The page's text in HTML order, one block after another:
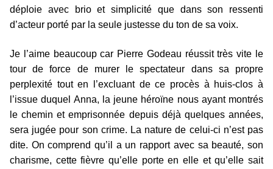
déploie avec brio et simplicité que dans son ressenti
d’acteur porté par la seule justesse du ton de sa voix.
Je l’aime beaucoup car Pierre Godeau réussit très vite le
tour de force de murer le spectateur dans sa propre
perplexité tout en l’excluant de ce procès à huis-clos à
l’issue duquel Anna, la jeune héroïne nous ayant montrés
le chemin et emprisonnée depuis déjà quelques années,
sera jugée pour son crime. La nature de celui-ci n’est pas
dite. On comprend qu’il a un rapport avec sa beauté, son
charisme, cette fièvre qu’elle porte en elle et qu’elle sait